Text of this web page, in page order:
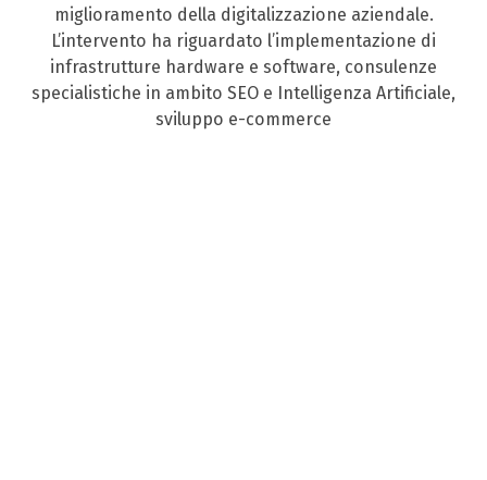
miglioramento della digitalizzazione aziendale.
L’intervento ha riguardato l’implementazione di
infrastrutture hardware e software, consulenze
specialistiche in ambito SEO e Intelligenza Artificiale,
sviluppo e-commerce